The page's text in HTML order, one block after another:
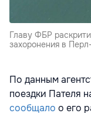
Главу ФБР
захоронения в
По данным
поездки Пателя
сообщало о его